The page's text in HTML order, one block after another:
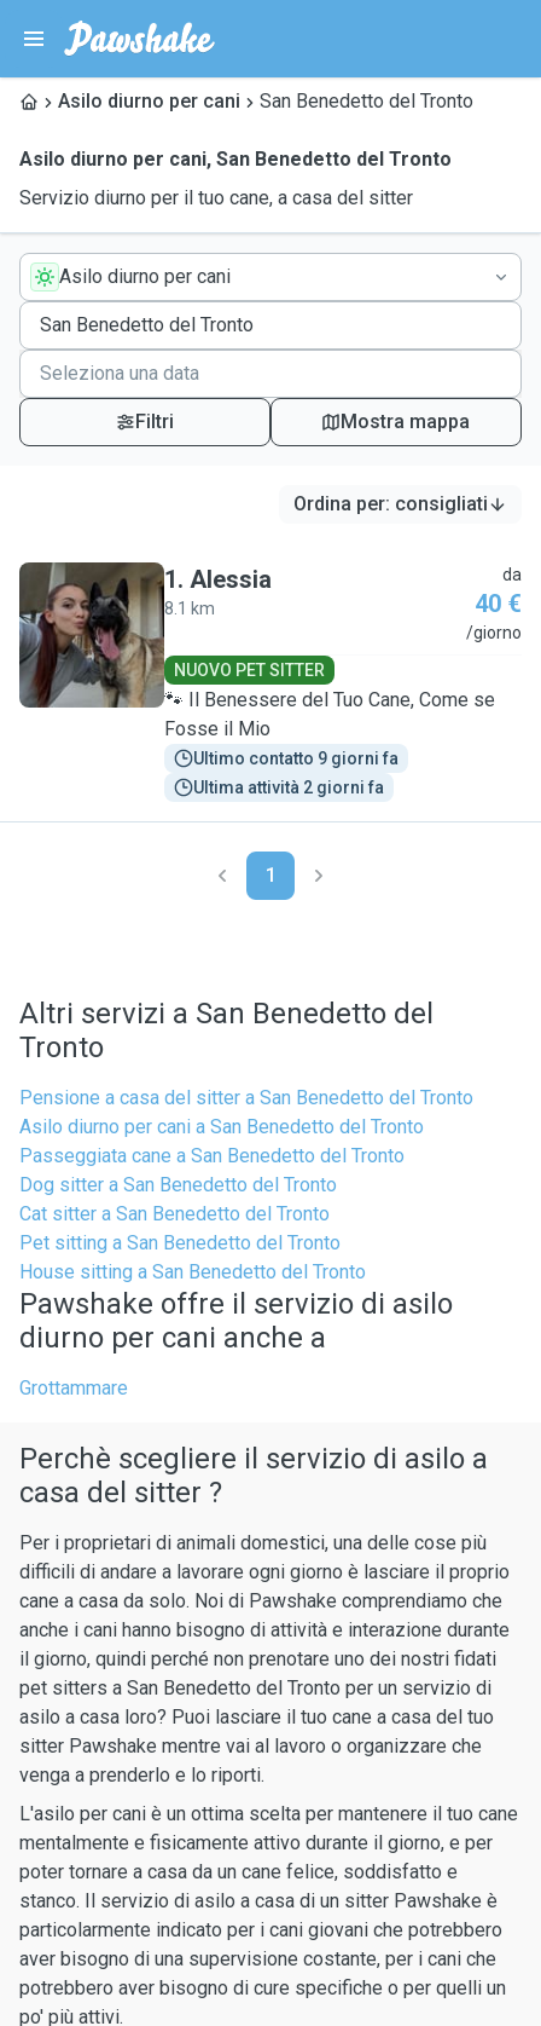
Asilo diurno per cani San Benedetto del Tronto
Asilo diurno per cani, San Benedetto del Tronto
Servizio diurno per il tuo cane, a casa del sitter
Asilo diurno per cani
Filtri Mostra mappa
Ordina per: consigliati
A
1. Alessia
8.1 km
da
40 €
/giorno
NUOVO PET SITTER
🐾 Il Benessere del Tuo Cane, Come se
Fosse il Mio
Ultimo contatto 9 giorni fa
Ultima attività 2 giorni fa
1
Altri servizi a San Benedetto del
Tronto
Pensione a casa del sitter a San Benedetto del Tronto
Asilo diurno per cani a San Benedetto del Tronto
Passeggiata cane a San Benedetto del Tronto
Dog sitter a San Benedetto del Tronto
Cat sitter a San Benedetto del Tronto
Pet sitting a San Benedetto del Tronto
House sitting a San Benedetto del Tronto
Pawshake offre il servizio di asilo
diurno per cani anche a
Grottammare
Perchè scegliere il servizio di asilo a
casa del sitter ?
Per i proprietari di animali domestici, una delle cose più
difficili di andare a lavorare ogni giorno è lasciare il proprio
cane a casa da solo. Noi di Pawshake comprendiamo che
anche i cani hanno bisogno di attività e interazione durante
il giorno, quindi perché non prenotare uno dei nostri fidati
pet sitters a San Benedetto del Tronto per un servizio di
asilo a casa loro? Puoi lasciare il tuo cane a casa del tuo
sitter Pawshake mentre vai al lavoro o organizzare che
venga a prenderlo e lo riporti.
L'asilo per cani è un ottima scelta per mantenere il tuo cane
mentalmente e fisicamente attivo durante il giorno, e per
poter tornare a casa da un cane felice, soddisfatto e
stanco. Il servizio di asilo a casa di un sitter Pawshake è
particolarmente indicato per i cani giovani che potrebbero
aver bisogno di una supervisione costante, per i cani che
potrebbero aver bisogno di cure specifiche o per quelli un
po' più attivi.